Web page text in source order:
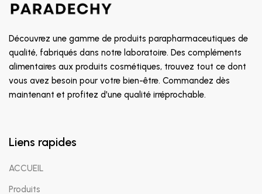
Découvrez une gamme de produits parapharmaceutiques de
qualité, fabriqués dans notre laboratoire. Des compléments
alimentaires aux produits cosmétiques, trouvez tout ce dont
vous avez besoin pour votre bien-être. Commandez dès
maintenant et profitez d'une qualité irréprochable.
Liens rapides
ACCUEIL
Produits